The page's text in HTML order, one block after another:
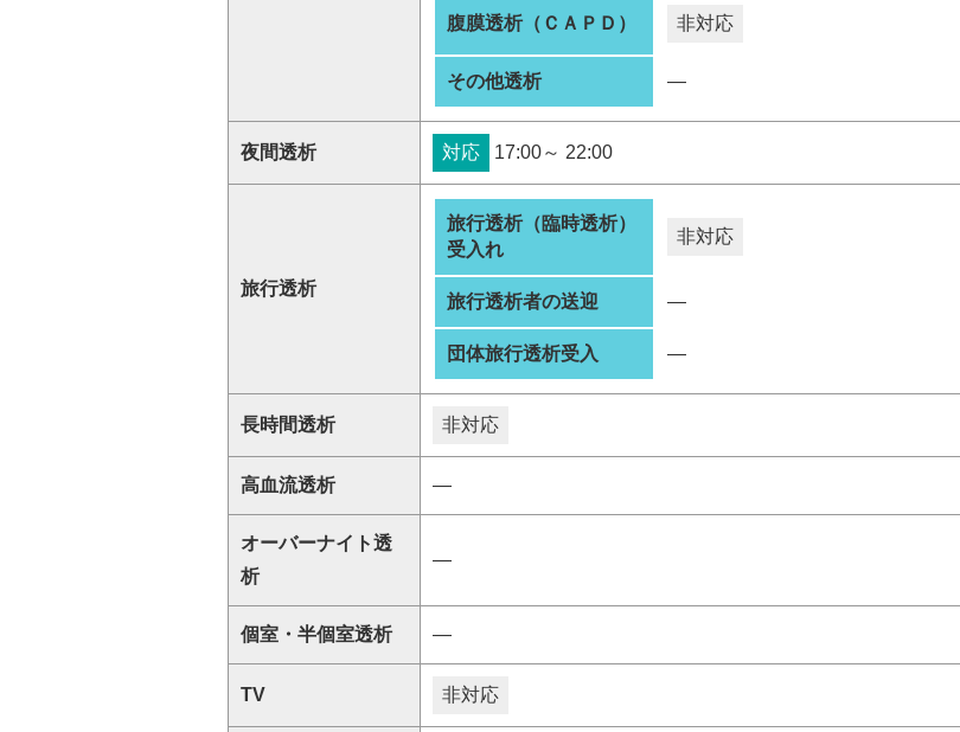
腹膜透析（ＣＡＰＤ） 非対応
その他透析 ―
夜間透析 対応 17:00～ 22:00
旅行透析
旅行透析（臨時透析）
受入れ
非対応
旅行透析者の送迎 ―
団体旅行透析受入 ―
長時間透析 非対応
高血流透析 ―
オーバーナイト透
析
―
個室・半個室透析 ―
TV 非対応